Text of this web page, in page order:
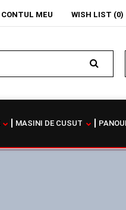
CONTUL MEU WISH LIST (0)
MASINI DE CUSUT